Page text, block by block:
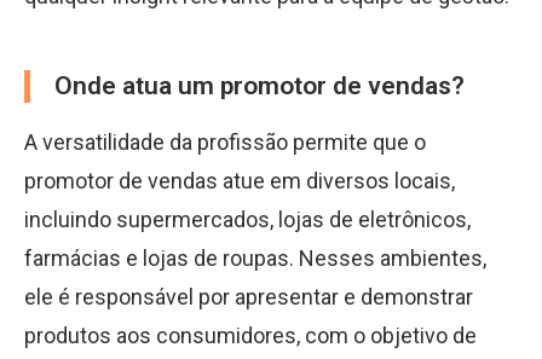
Onde atua um promotor de vendas?
A versatilidade da profissão permite que o
promotor de vendas atue em diversos locais,
incluindo supermercados, lojas de eletrônicos,
farmácias e lojas de roupas. Nesses ambientes,
ele é responsável por apresentar e demonstrar
produtos aos consumidores, com o objetivo de